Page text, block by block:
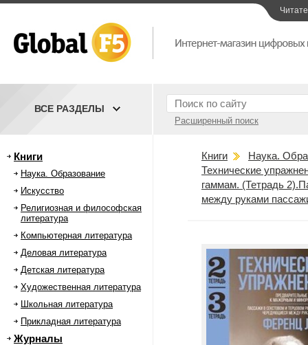
Расширенный поиск
ВСЕ РАЗДЕЛЫ
Книги
Наука. Образование
Искусство
Религиозная и философская
литература
Компьютерная литература
Деловая литература
Детская литература
Художественная литература
Школьная литература
Прикладная литература
Журналы
Книги
Наука.
Технические
гаммам. (Тетрадь
между руками